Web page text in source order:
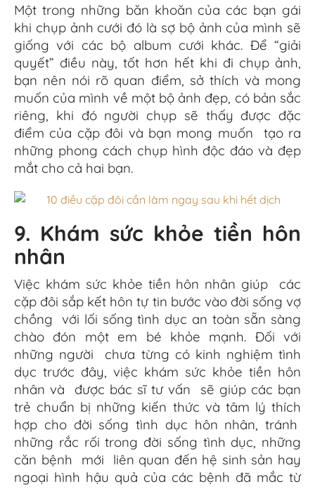
Một trong những băn khoăn của các bạn gái
khi chụp ảnh cưới đó là sợ bộ ảnh của mình sẽ
giống với các bộ album cưới khác. Để “giải
quyết” điều này, tốt hơn hết khi đi chụp ảnh,
bạn nên nói rõ quan điểm, sở thích và mong
muốn của mình về một bộ ảnh đẹp, có bản sắc
riêng, khi đó người chụp sẽ thấy được đặc
điểm của cặp đôi và bạn mong muốn tạo ra
những phong cách chụp hình độc đáo và đẹp
mắt cho cả hai bạn.
9. Khám sức khỏe tiền hôn
nhân
Việc khám sức khỏe tiền hôn nhân giúp các
cặp đôi sắp kết hôn tự tin bước vào đời sống vợ
chồng với lối sống tình dục an toàn sẵn sàng
chào đón một em bé khỏe mạnh. Đối với
những người chưa từng có kinh nghiệm tình
dục trước đây, việc khám sức khỏe tiền hôn
nhân và được bác sĩ tư vấn sẽ giúp các bạn
trẻ chuẩn bị những kiến ​​thức và tâm lý thích
hợp cho đời sống tình dục hôn nhân, tránh
những rắc rối trong đời sống tình dục, những
căn bệnh mới liên quan đến hệ sinh sản hay
ngoại hình hậu quả của các bệnh đã mắc từ